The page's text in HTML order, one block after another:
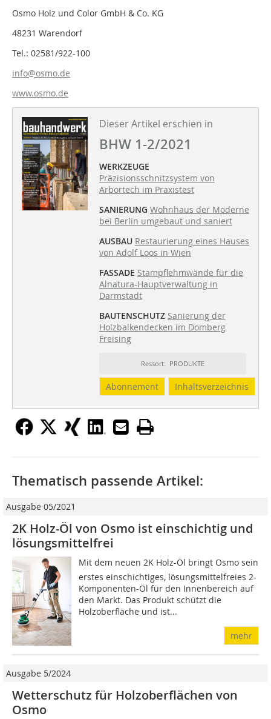
Osmo Holz und Color GmbH & Co. KG
48231 Warendorf
Tel.: 02581/922-100
info@osmo.de
www.osmo.de
Dieser Artikel erschien in
BHW 1-2/2021
WERKZEUGE
Präzisionsschnitzsystem von
Arbortech im Praxistest
SANIERUNG Wohnhaus der Moderne
bei Berlin umgebaut und saniert
AUSBAU Restaurierung eines Hauses
von Adolf Loos in Wien
FASSADE Stampflehmwände für die
Alnatura-Hauptverwaltung in
Darmstadt
BAUTENSCHUTZ Sanierung der
Holzbalkendecken im Domberg
Freising
Ressort: PRODUKTE
Abonnement Inhaltsverzeichnis
Thematisch passende Artikel:
Ausgabe 05/2021
2K Holz-Öl von Osmo ist einschichtig und
lösungsmittelfrei
Mit dem neuen 2K Holz-Öl bringt Osmo sein
erstes einschichtiges, lösungsmittelfreies 2-
Komponenten-Öl für den Innenbereich auf
den Markt. Das Produkt schützt die
Holzoberfläche und ist...
mehr
Ausgabe 5/2024
Wetterschutz für Holzoberflächen von
Osmo